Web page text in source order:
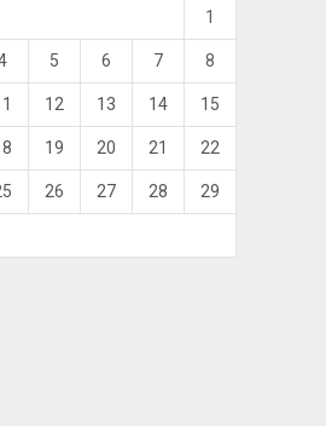
1
5 6 7 8
12 13 14 15
19 20 21 22
26 27 28 29